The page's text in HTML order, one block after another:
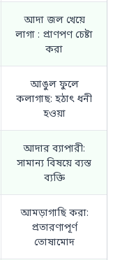
আদা জল খেয়ে
লাগা : প্রাণপণ চেষ্টা
করা
আঙুল ফুলে
কলাগাছ: হঠাৎ ধনী
হওয়া
আদার ব্যাপারী:
সামান্য বিষয়ে ব্যস্ত
ব্যক্তি
আমড়াগাছি করা:
প্রতারণাপূর্ণ
তোষামোদ